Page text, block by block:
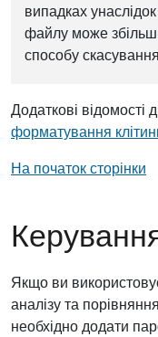
випадках
файлу може
способу скасування
Додаткові відомості
форматування
На початок сторінки
Якщо ви
аналізу та
необхідно додати